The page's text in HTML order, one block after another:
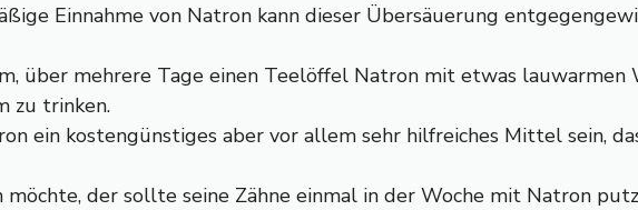
Einnahme von Natron kann dieser Übersäuerung
über mehrere Tage einen Teelöffel Natron mit etwas lauwarmen
zu trinken.
ein kostengünstiges aber vor allem sehr hilfreiches Mittel sein,
der sollte seine Zähne einmal in der Woche mit Natron